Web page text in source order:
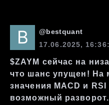
@bestquant
17.06.2025,
$ZAYM сейчас на
что шанс упущен! На
значения MACD и
возможный разворот.